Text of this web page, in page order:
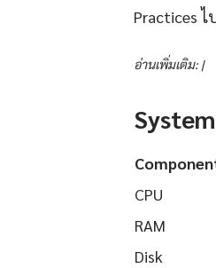
Practices
อ่านเพิ่มเติม: |
CPU
RAM
Disk